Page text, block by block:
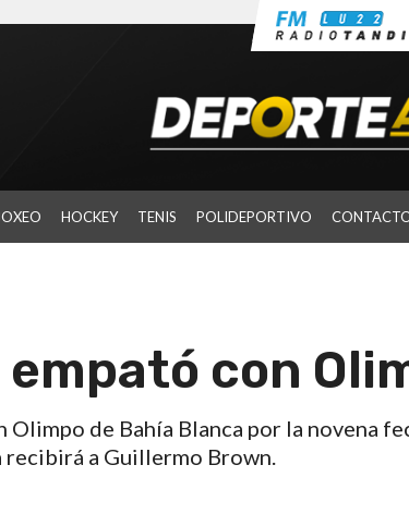
HOCKEY TENIS POLIDEPORTIVO
con
Olimpo de Bahía Blanca por la novena
recibirá a Guillermo Brown.